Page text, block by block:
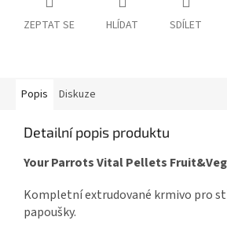
ZEPTAT SE HLÍDAT SDÍLET
Popis Diskuze
Detailní popis produktu
Your Parrots Vital Pellets
Kompletní extrudované krmivo pro
papoušky.